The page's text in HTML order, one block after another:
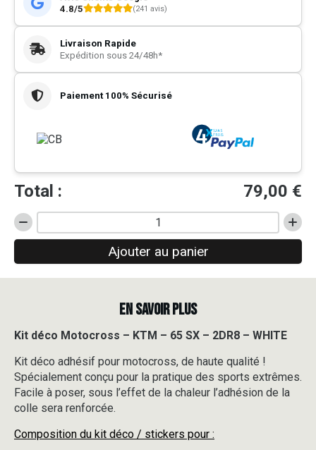
4.8/5
(241 avis)
Livraison Rapide
Expédition sous 24/48h*
Paiement 100% Sécurisé
Total : 79,00 €
quantité
de
déco
Motocross
65
-
2DR8
-
WHITE
Ajouter au panier
EN SAVOIR PLUS
Kit déco Motocross – KTM – 65 SX – 2DR8 – WHITE
Kit déco adhésif pour motocross, de haute qualité !
Spécialement conçu pour la pratique des sports extrêmes.
Facile à poser, sous l’effet de la chaleur l’adhésion de la
colle sera renforcée.
Composition du kit déco / stickers pour :